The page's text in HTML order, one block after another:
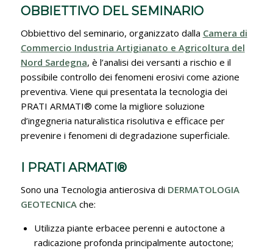
OBBIETTIVO DEL SEMINARIO
Obbiettivo del seminario, organizzato dalla Camera di
Commercio Industria Artigianato e Agricoltura del
Nord Sardegna, è l’analisi dei versanti a rischio e il
possibile controllo dei fenomeni erosivi come azione
preventiva. Viene qui presentata la tecnologia dei
PRATI ARMATI® come la migliore soluzione
d’ingegneria naturalistica risolutiva e efficace per
prevenire i fenomeni di degradazione superficiale.
I PRATI ARMATI®
Sono una Tecnologia antierosiva di DERMATOLOGIA
GEOTECNICAche:
Utilizza piante erbacee perenni e autoctone a
radicazione profonda principalmente autoctone;